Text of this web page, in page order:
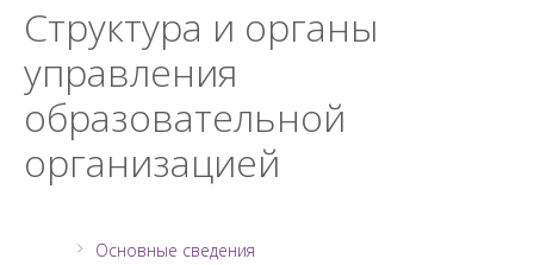
Структура и органы
управления
образовательной
организацией
Основные сведения